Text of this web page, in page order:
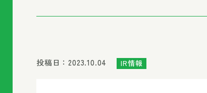
投稿日：2023.10.04 IR情報